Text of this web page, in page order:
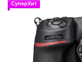
СуперХит